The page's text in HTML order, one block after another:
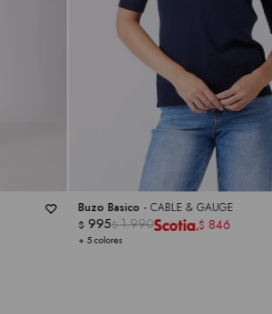
Buzo Basico -CABLE & GAUGE
+ 5 colores
$ 995$ 1.990 $ 846